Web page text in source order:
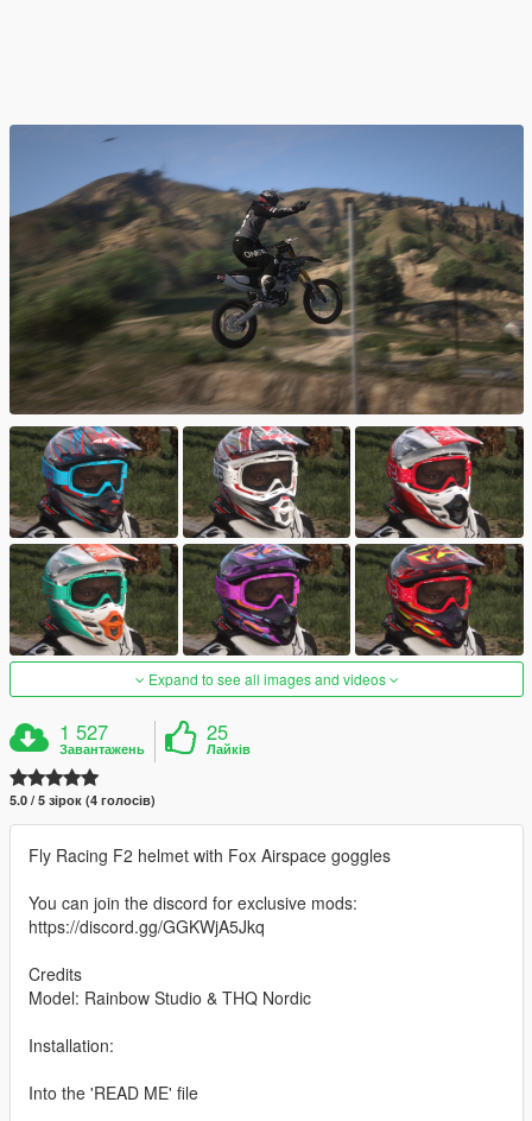
Expand to see all images and videos
1 527
Завантажень
25
Лайків
5.0 / 5 зірок (4 голосів)
Fly Racing F2 helmet with Fox Airspace goggles
You can join the discord for exclusive mods:
https://discord.gg/GGKWjA5Jkq
Credits
Model: Rainbow Studio & THQ Nordic
Installation:
Into the 'READ ME' file